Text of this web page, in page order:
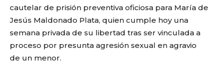
cautelar de prisión preventiva oficiosa para María de
Jesús Maldonado Plata, quien cumple hoy una
semana privada de su libertad tras ser vinculada a
proceso por presunta agresión sexual en agravio
de un menor.